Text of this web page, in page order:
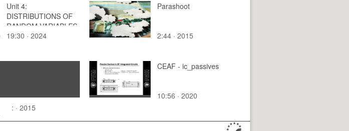
Unit 4:
DISTRIBUTIONS OF
RANDOM VARIABLES
- Discrete distributions:
19:30 · 2024
Parashoot
2:44 · 2015
: · 2015
CEAF - ic_passives
10:56 · 2020